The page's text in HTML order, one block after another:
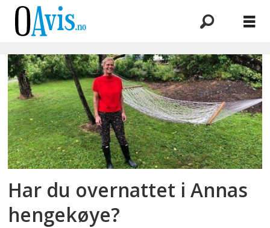
Emne:
hengekøye
Har du overnattet i Annas
hengekøye?